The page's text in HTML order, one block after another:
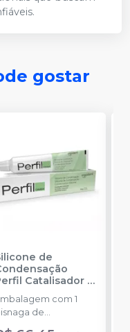
gostar
de
Catalisador-
VIGODENT
com 1
de
catalisador com 50g.